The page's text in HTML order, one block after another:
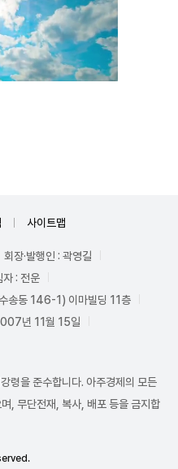
사이트맵
회장·발행인 : 곽영길
자 : 전운
송동 146-1) 이마빌딩 11층
년 11월 15일
령을 준수합니다. 아주경제의 모든
, 무단전재, 복사, 배포 등을 금지합